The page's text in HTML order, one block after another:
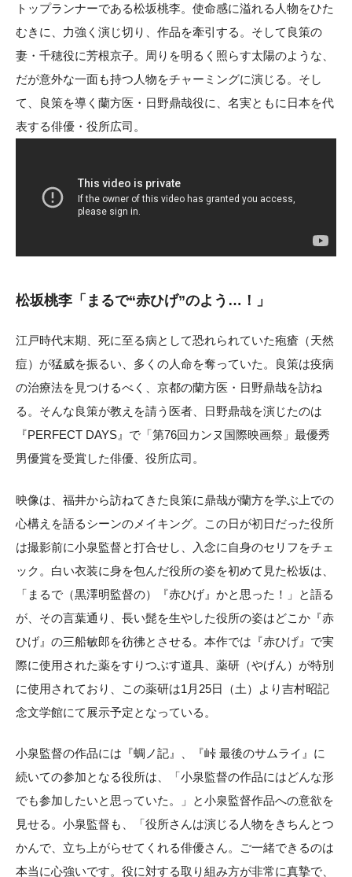
トップランナーである松坂桃李。使命感に溢れる人物をひた
むきに、力強く演じ切り、作品を牽引する。そして良策の
妻・千穂役に芳根京子。周りを明るく照らす太陽のような、
だが意外な一面も持つ人物をチャーミングに演じる。そし
て、良策を導く蘭方医・日野鼎哉役に、名実ともに日本を代
表する俳優・役所広司。
松坂桃李「まるで“赤ひげ”のよう…！」
江戸時代末期、死に至る病として恐れられていた疱瘡（天然
痘）が猛威を振るい、多くの人命を奪っていた。良策は疫病
の治療法を見つけるべく、京都の蘭方医・日野鼎哉を訪ね
る。そんな良策が教えを請う医者、日野鼎哉を演じたのは
『PERFECT DAYS』で「第76回カンヌ国際映画祭」最優秀
男優賞を受賞した俳優、役所広司。
映像は、福井から訪ねてきた良策に鼎哉が蘭方を学ぶ上での
心構えを語るシーンのメイキング。この日が初日だった役所
は撮影前に小泉監督と打合せし、入念に自身のセリフをチェ
ック。白い衣装に身を包んだ役所の姿を初めて見た松坂は、
「まるで（黒澤明監督の）『赤ひげ』かと思った！」と語る
が、その言葉通り、長い髭を生やした役所の姿はどこか『赤
ひげ』の三船敏郎を彷彿とさせる。本作では『赤ひげ』で実
際に使用された薬をすりつぶす道具、薬研（やげん）が特別
に使用されており、この薬研は1月25日（土）より吉村昭記
念文学館にて展示予定となっている。
小泉監督の作品には『蜩ノ記』、『峠 最後のサムライ』に
続いての参加となる役所は、「小泉監督の作品にはどんな形
でも参加したいと思っていた。」と小泉監督作品への意欲を
見せる。小泉監督も、「役所さんは演じる人物をきちんとつ
かんで、立ち上がらせてくれる俳優さん。ご一緒できるのは
本当に心強いです。役に対する取り組み方が非常に真摯で、